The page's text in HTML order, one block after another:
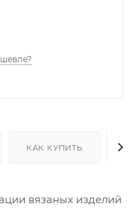
КАК КУПИТЬ
вязаных изделий